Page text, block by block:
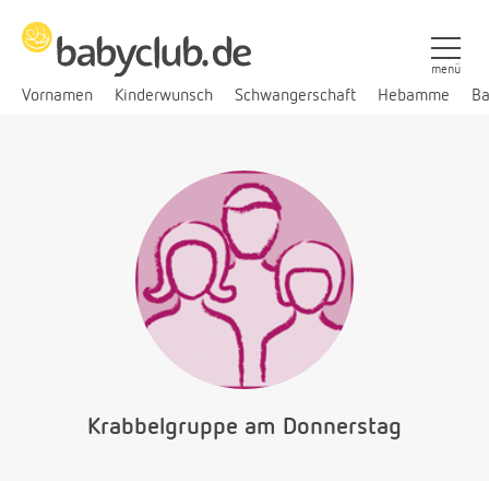
Vornamen Kinderwunsch Schwangerschaft Hebamme
menü
Krabbelgruppe am Donnerstag